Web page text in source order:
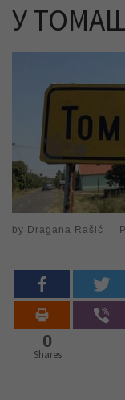
У
by Dragana Rašić
0
Shares